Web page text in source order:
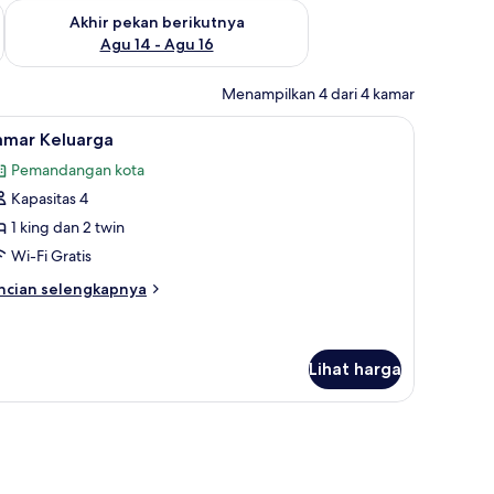
Agu 7 - Agu 9
Akhir pekan berikutnya
Agu 14 - Agu 16
Periksa ketersediaan untuk akhir pekan berikutnya Agu 14 -
Menampilkan 4 dari 4 kamar
meja setrika Kamar Keluarga | Minibar, brankas, meja
3 Keluarga
Pemandangan kota
Kapasitas 4
1 king dan 2 twin
Wi-Fi Gratis
selengkapnya
Lihat harga